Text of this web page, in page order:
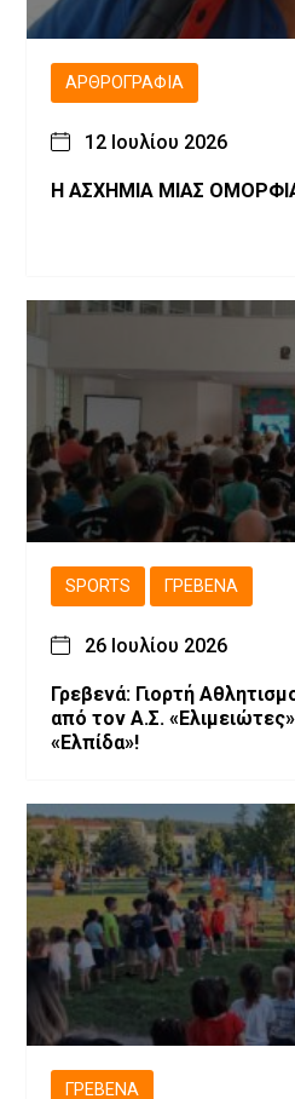
ΑΡΘΡΟΓΡΑΦΊΑ
12 Ιουλίου 2026
Η ΑΣΧΗΜΙΑ ΜΙΑΣ
SPORTS ΓΡΕΒΕΝΆ
26 Ιουλίου 2026
Γρεβενά: Γιορτή
από τον Α.Σ.
«Ελπίδα»!
ΓΡΕΒΕΝΆ